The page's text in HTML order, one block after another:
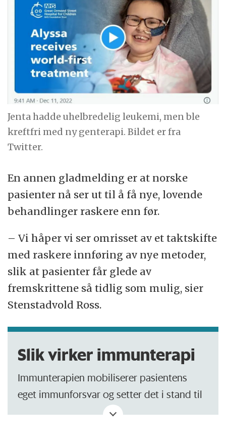
Jenta hadde uhelbredelig leukemi, men ble
kreftfri med ny genterapi. Bildet er fra
Twitter.
En annen gladmelding er at norske
pasienter nå ser ut til å få nye, lovende
behandlinger raskere enn før.
– Vi håper vi ser omrisset av et taktskifte
med raskere innføring av nye metoder,
slik at pasienter får glede av
fremskrittene så tidlig som mulig, sier
Stenstadvold Ross.
Slik virker immunterapi
Immunterapien mobiliserer pasientens
eget immunforsvar og setter det i stand til
å oppdage og drepe kreftceller som har